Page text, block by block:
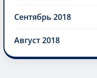
Сентябрь 2018
Август 2018